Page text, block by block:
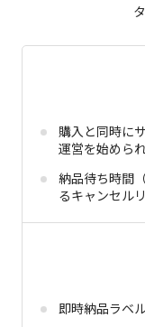
購入と同時に
運営を始めら
納品待ち時間
るキャンセル
即時納品ラベ